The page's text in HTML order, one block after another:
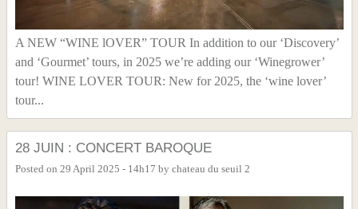
A NEW “WINE lOVER” TOUR In addition to our ‘Discovery’
and ‘Gourmet’ tours, in 2025 we’re adding our ‘Winegrower’
tour! WINE LOVER TOUR: New for 2025, the ‘wine lover’
tour...
28 JUIN : CONCERT BAROQUE
Posted on 29 April 2025 - 14h17 by chateau du seuil 2